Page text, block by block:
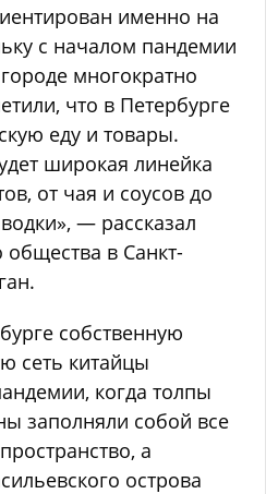
именно на
с началом пандемии
многократно
что в Петербурге
еду и товары.
широкая линейка
от чая и соусов до
— рассказал
общества в Санкт-
собственную
сеть китайцы
когда толпы
заполняли собой все
а
острова